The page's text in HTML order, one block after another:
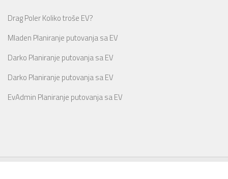
Drag PolerKoliko troše EV?
Mladen Planiranje putovanja sa EV
Darko Planiranje putovanja sa EV
Darko Planiranje putovanja sa EV
EvAdmin Planiranje putovanja sa EV